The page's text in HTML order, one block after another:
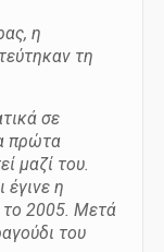
η
τη
σε
πρώτα
μαζί του.
η
2005. Μετά
του